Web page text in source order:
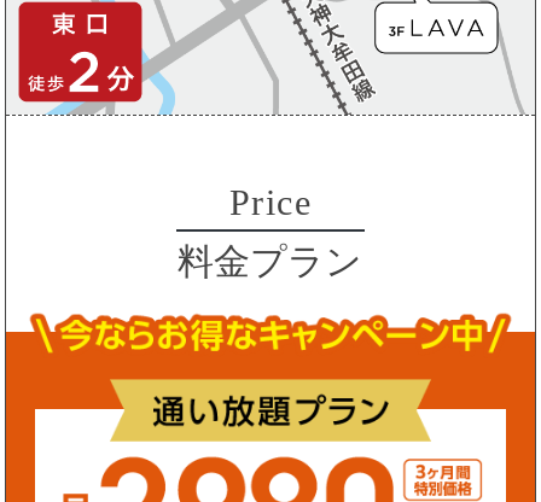
Price
料金プラン